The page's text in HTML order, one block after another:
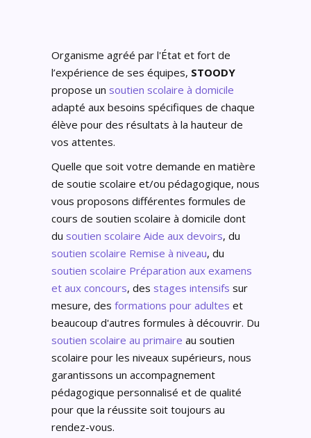
Organisme agréé par l'État et fort de
l’expérience de ses équipes, STOODY
propose un soutien scolaire à domicile
adapté aux besoins spécifiques de chaque
élève pour des résultats à la hauteur de
vos attentes.
Quelle que soit votre demande en matière
de soutie scolaire et/ou pédagogique, nous
vous proposons différentes formules de
cours de soutien scolaire à domicile dont
du soutien scolaire Aide aux devoirs, du
soutien scolaire Remise à niveau, du
soutien scolaire Préparation aux examens
et aux concours, des stages intensifs sur
mesure, des formations pour adultes et
beaucoup d'autres formules à découvrir. Du
soutien scolaire au primaire au soutien
scolaire pour les niveaux supérieurs, nous
garantissons un accompagnement
pédagogique personnalisé et de qualité
pour que la réussite soit toujours au
rendez-vous.